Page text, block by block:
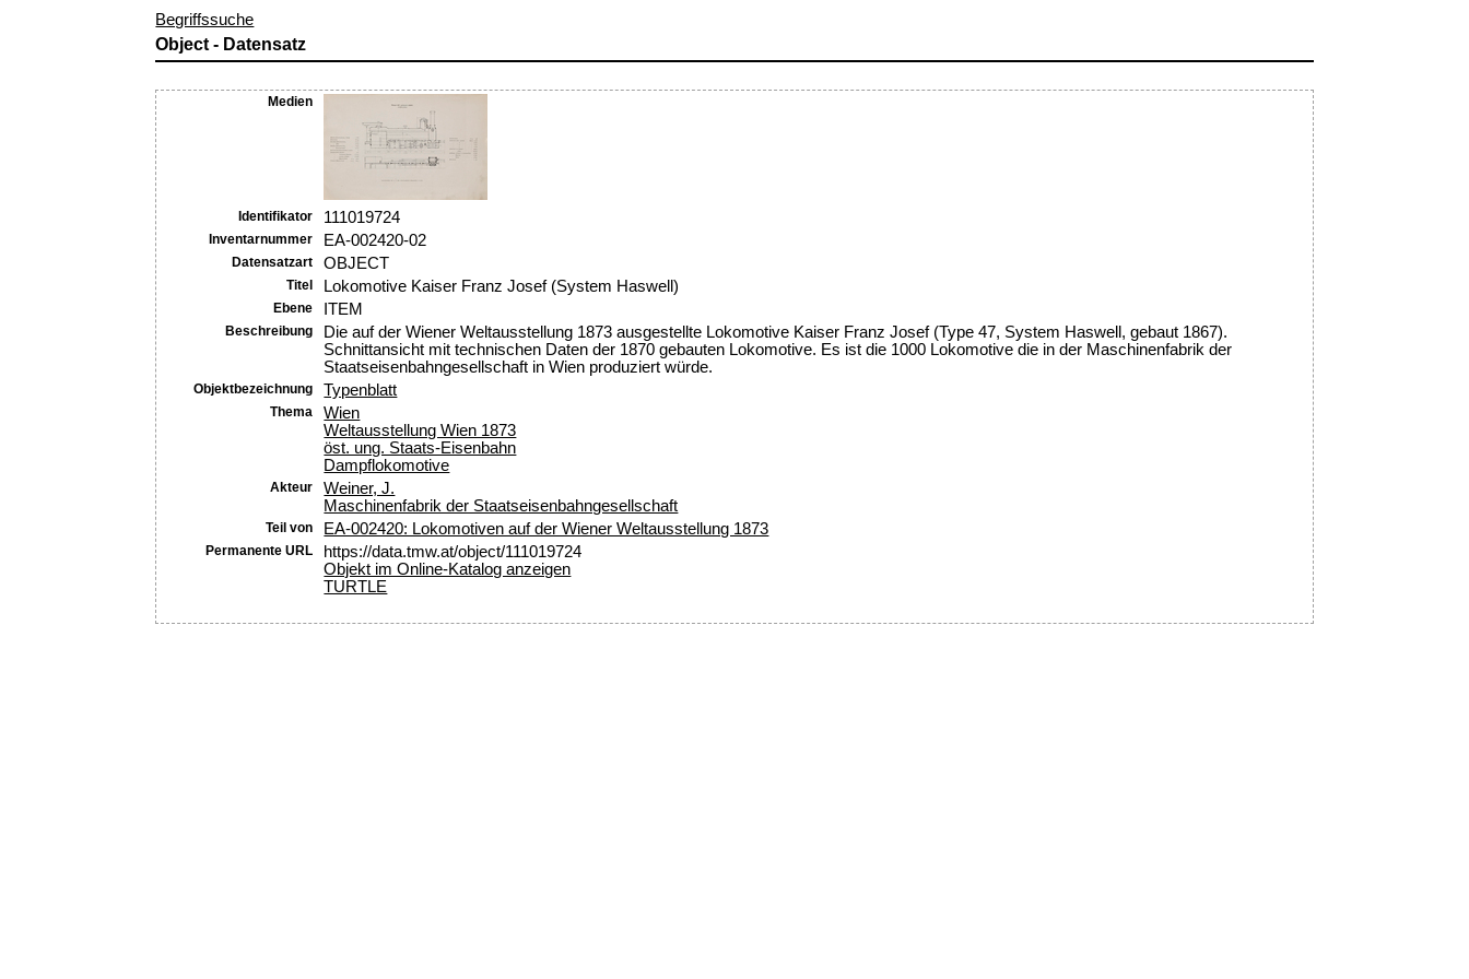
Begriffssuche
Object - Datensatz
Medien
Identifikator 111019724
Inventarnummer EA-002420-02
Datensatzart OBJECT
Titel Lokomotive Kaiser Franz Josef (System Haswell)
Ebene ITEM
Beschreibung
Die auf der Wiener Weltausstellung 1873 ausgestellte Lokomotive Kaiser Franz Josef (Type 47, System Haswell, gebaut 1867).
Schnittansicht mit technischen Daten der 1870 gebauten Lokomotive. Es ist die 1000 Lokomotive die in der Maschinenfabrik der
Staatseisenbahngesellschaft in Wien produziert würde.
Objektbezeichnung Typenblatt
Thema
Wien
Weltausstellung Wien 1873
öst. ung. Staats-Eisenbahn
Dampflokomotive
Akteur
Weiner, J.
Maschinenfabrik der Staatseisenbahngesellschaft
Teil von EA-002420: Lokomotiven auf der Wiener Weltausstellung 1873
Permanente URL
https://data.tmw.at/object/111019724
Objekt im Online-Katalog anzeigen
TURTLE